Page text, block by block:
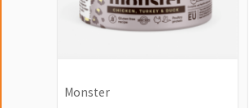
Monster